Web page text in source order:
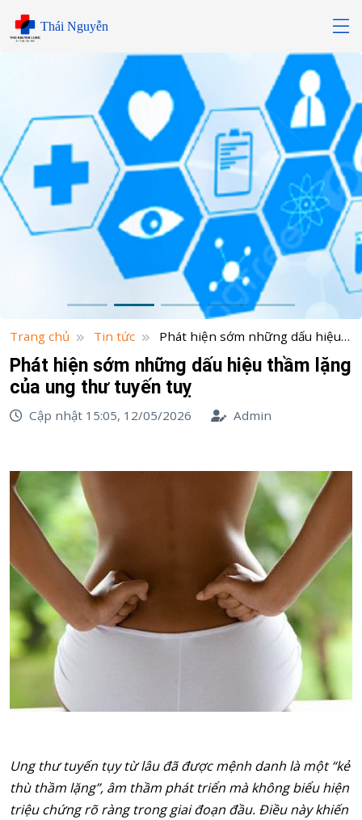
Thái Nguyễn
Trang chủ Tin tức
Phát hiện sớm những dấu hiệu
thầm lặng của ung thư tuyến tuỵ
Phát hiện sớm những dấu hiệu thầm lặng
của ung thư tuyến tuỵ
Cập nhật 15:05, 12/05/2026 Admin
Ung thư tuyến tụy từ lâu đã được mệnh danh là một “kẻ
thù thầm lặng”, âm thầm phát triển mà không biểu hiện
triệu chứng rõ ràng trong giai đoạn đầu. Điều này khiến